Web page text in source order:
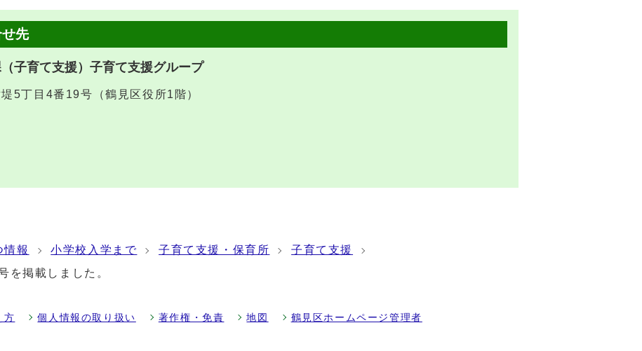
先
子育て支援）子育て支援グループ
丁目4番19号（鶴見区役所1階）
情報 小学校入学まで 子育て支援・保育所
子育て支援
を掲載しました。
方 個人情報の取り扱い 著作権・免責 地図
鶴見区ホームページ管理者